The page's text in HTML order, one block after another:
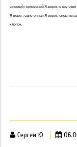
высокой горловиной R-ворот; с
R-ворот; однотонная R-ворот;
хлопок.
Сергей Ю